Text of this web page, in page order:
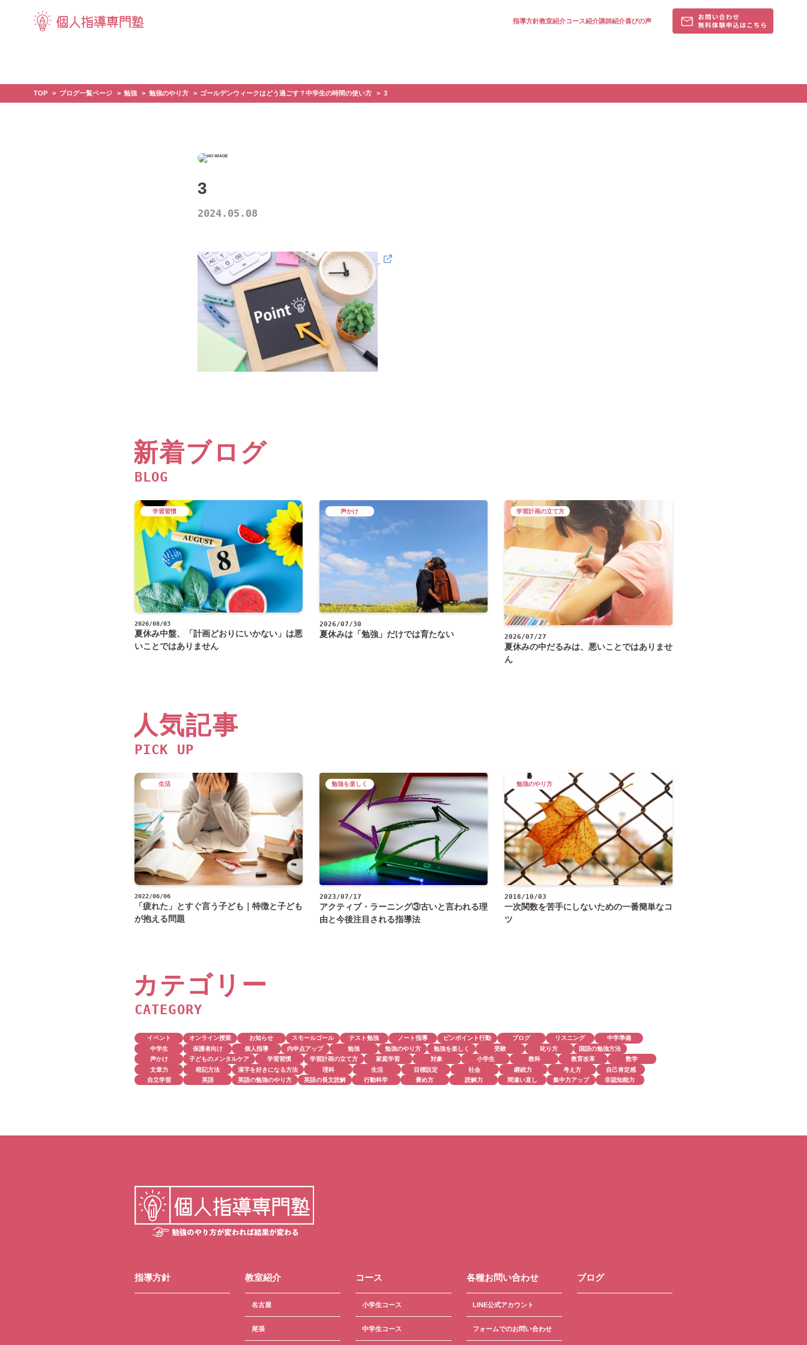
指導方針教室紹介コース紹介講師紹介喜びの声
TOP ブログ一覧ページ 勉強 勉強のやり方 ゴールデンウィークはどう過ごす？中学生の時間の使い方 3
3
2024.05.08
新着ブログ
BLOG
2026/08/03
夏休み中盤、「計画どおりにいかない」は悪
いことではありません
学習習慣
2026/07/30
夏休みは「勉強」だけでは育たない
声かけ
2026/07/27
夏休みの中だるみは、悪いことではありませ
ん
学習計画の立て方
人気記事
PICK UP
2022/06/06
「疲れた」とすぐ言う子ども｜特徴と子ども
が抱える問題
生活
2023/07/17
アクティブ・ラーニング③古いと言われる理
由と今後注目される指導法
勉強を楽しく
2018/10/03
一次関数を苦手にしないための一番簡単なコ
ツ
勉強のやり方
カテゴリー
CATEGORY
イベント オンライン授業 お知らせ スモールゴール テスト勉強 ノート指導 ピンポイント行動 ブログ リスニング
中学準備
中学生
保護者向け 個人指導 内申点アップ 勉強 勉強のやり方 勉強を楽しく 受験 叱り方
国語の勉強方法
声かけ
子どものメンタルケア 学習習慣 学習計画の立て方 家庭学習 対象 小学生 教科 教育改革
数学
文章力
暗記方法 漢字を好きになる方法 理科 生活 目標設定 社会 継続力 考え方
自己肯定感
自立学習
英語 英語の勉強のやり方 英語の長文読解 行動科学 褒め方 読解力 間違い直し 集中力アップ 非認知能力
指導方針 教室紹介
名古屋
尾張
コース
小学生コース
中学生コース
各種お問い合わせ
LINE公式アカウント
フォームでのお問い合わせ
ブログ